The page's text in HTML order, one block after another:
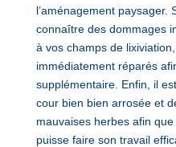
l’aménagement paysager.
connaître des dommages
à vos champs de
immédiatement réparés
supplémentaire. Enfin, il
cour bien bien arrosée et
mauvaises herbes afin
puisse faire son travail